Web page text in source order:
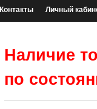
Контакты Личный
Наличие
по